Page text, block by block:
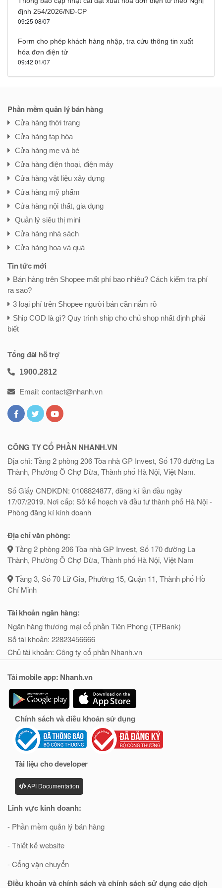
định 254/2026/NĐ-CP
09:25 08/07
Form cho phép khách hàng nhập, tra cứu thông tin xuất
hóa đơn điện tử
09:42 01/07
Phần mềm quản lý bán hàng
Cửa hàng thời trang
Cửa hàng tạp hóa
Cửa hàng mẹ và bé
Cửa hàng điện thoại, điện máy
Cửa hàng vật liệu xây dựng
Cửa hàng mỹ phẩm
Cửa hàng nội thất, gia dụng
Quản lý siêu thị mini
Cửa hàng nhà sách
Cửa hàng hoa và quà
Tin tức mới
Bán hàng trên Shopee mất phí bao nhiêu? Cách kiểm tra phí
ra sao?
3 loại phí trên Shopee người bán cần nắm rõ
Ship COD là gì? Quy trình ship cho chủ shop nhất định phải
biết
Tổng đài hỗ trợ
1900.2812
Email: contact@nhanh.vn
CÔNG TY CỔ PHẦN NHANH.VN
Địa chỉ: Tầng 2 phòng 206 Tòa nhà GP Invest, Số 170 đường La
Thành, Phường Ô Chợ Dừa, Thành phố Hà Nội, Việt Nam.
Số Giấy CNĐKDN: 0108824877, đăng kí lần đầu ngày
17/07/2019. Nơi cấp: Sở kế hoạch và đầu tư thành phố Hà Nội -
Phòng đăng kí kinh doanh
Địa chỉ văn phòng:
Tầng 2 phòng 206 Tòa nhà GP Invest, Số 170 đường La
Thành, Phường Ô Chợ Dừa, Thành phố Hà Nội, Việt Nam
Tầng 3, Số 70 Lữ Gia, Phường 15, Quận 11, Thành phố Hồ
Chí Minh
Tài khoản ngân hàng:
Ngân hàng thương mại cổ phần Tiên Phong (TPBank)
Số tài khoản: 22823456666
Chủ tài khoản: Công ty cổ phần Nhanh.vn
Tải mobile app: Nhanh.vn
Chính sách và điều khoản sử dụng
Tài liệu cho developer
API Documentation
Lĩnh vực kinh doanh:
- Phần mềm quản lý bán hàng
- Thiết kế website
- Cổng vận chuyển
Điều khoản và chính sách và chính sách sử dụng các dịch